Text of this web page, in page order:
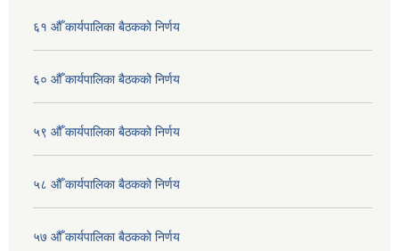
६१ औँ कार्यपालिका बैठकको निर्णय
६० औँ कार्यपालिका बैठकको निर्णय
५९ औँ कार्यपालिका बैठकको निर्णय
५८ औँ कार्यपालिका बैठकको निर्णय
५७ औँ कार्यपालिका बैठकको निर्णय